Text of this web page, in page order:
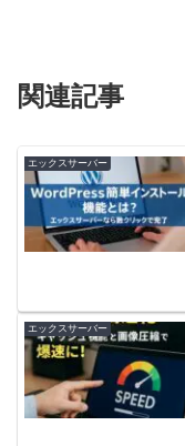
関連記事
エックスサーバー
エックスサーバー